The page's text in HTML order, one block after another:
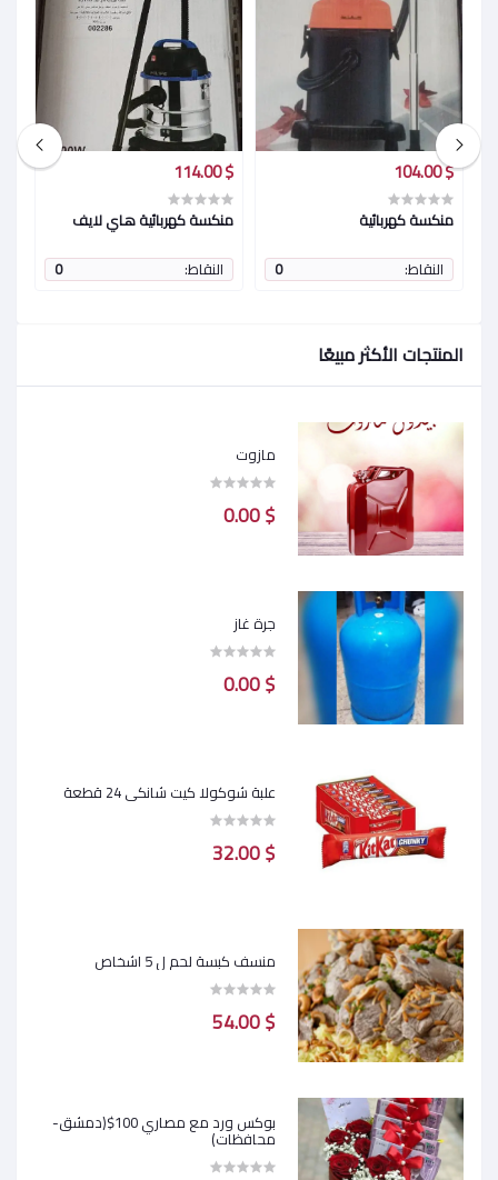
المنتجات الأكثر مبيعًا
مازوت
$ 0.00
جرة غاز
$ 0.00
علبة شوكولا كيت شانكي 24 قطعة
$ 32.00
منسف كبسة لحم ل 5 اشخاص
$ 54.00
بوكس ورد مع مصاري 100$(دمشق-
محافظات)
$ 104.00
منكسة كهربائية
النقاط:
0
$ 114.00
منكسة كهربائية هاي لايف
النقاط:
0